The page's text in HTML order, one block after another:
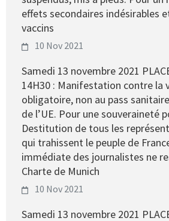
effets secondaires indésirables
vaccins
10 Nov 2021
Samedi 13 novembre 2021
14H30 : Manifestation contre la
obligatoire, non au pass
de l’UE. Pour une souveraineté
Destitution de tous les
qui trahissent le peuple de
immédiate des journalistes ne
Charte de Munich
10 Nov 2021
Samedi 13 novembre 2021